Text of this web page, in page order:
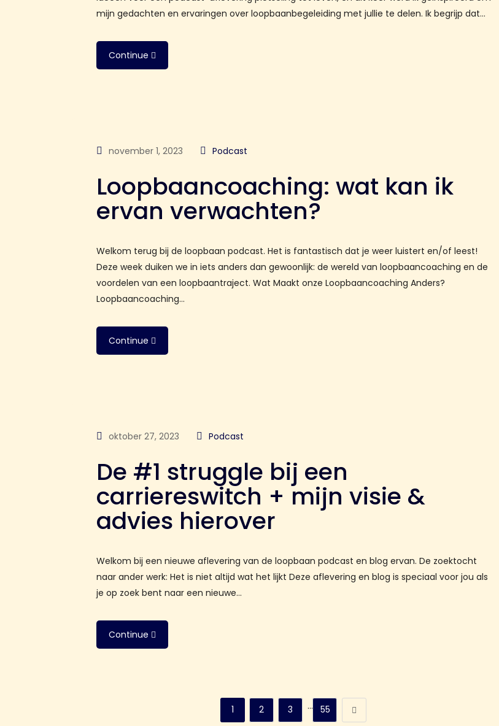
mijn gedachten en ervaringen over loopbaanbegeleiding met jullie te delen. Ik begrijp dat…
Continue
november 1, 2023 Podcast
Loopbaancoaching: wat kan ik
ervan verwachten?
Welkom terug bij de loopbaan podcast. Het is fantastisch dat je weer luistert en/of leest!
Deze week duiken we in iets anders dan gewoonlijk: de wereld van loopbaancoaching en de
voordelen van een loopbaantraject. Wat Maakt onze Loopbaancoaching Anders?
Loopbaancoaching…
Continue
oktober 27, 2023 Podcast
De #1 struggle bij een
carriereswitch + mijn visie &
advies hierover
Welkom bij een nieuwe aflevering van de loopbaan podcast en blog ervan. De zoektocht
naar ander werk: Het is niet altijd wat het lijkt Deze aflevering en blog is speciaal voor jou als
je op zoek bent naar een nieuwe…
Continue
1 2 3 … 55